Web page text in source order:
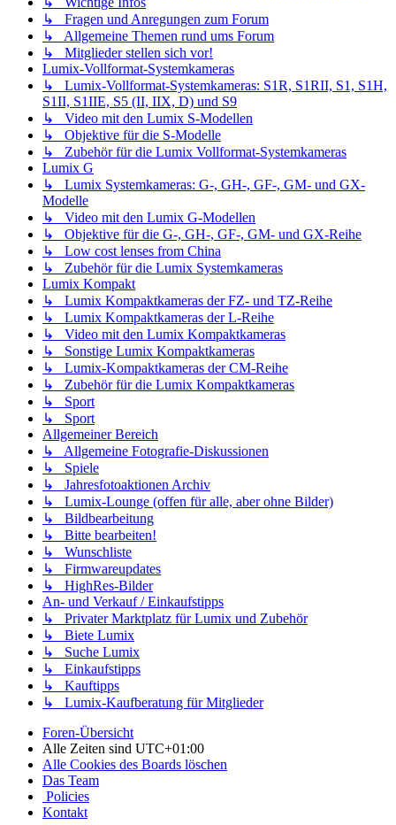
↳ Fragen und Anregungen zum Forum
↳ Allgemeine Themen rund ums Forum
↳ Mitglieder stellen sich vor!
Lumix-Vollformat-Systemkameras
↳ Lumix-Vollformat-Systemkameras: S1R, S1RII, S1, S1H,
S1II, S1IIE, S5 (II, IIX, D) und S9
↳ Video mit den Lumix S-Modellen
↳ Objektive für die S-Modelle
↳ Zubehör für die Lumix Vollformat-Systemkameras
Lumix G
↳ Lumix Systemkameras: G-, GH-, GF-, GM- und GX-
Modelle
↳ Video mit den Lumix G-Modellen
↳ Objektive für die G-, GH-, GF-, GM- und GX-Reihe
↳ Low cost lenses from China
↳ Zubehör für die Lumix Systemkameras
Lumix Kompakt
↳ Lumix Kompaktkameras der FZ- und TZ-Reihe
↳ Lumix Kompaktkameras der L-Reihe
↳ Video mit den Lumix Kompaktkameras
↳ Sonstige Lumix Kompaktkameras
↳ Lumix-Kompaktkameras der CM-Reihe
↳ Zubehör für die Lumix Kompaktkameras
↳ Sport
↳ Sport
Allgemeiner Bereich
↳ Allgemeine Fotografie-Diskussionen
↳ Spiele
↳ Jahresfotoaktionen Archiv
↳ Lumix-Lounge (offen für alle, aber ohne Bilder)
↳ Bildbearbeitung
↳ Bitte bearbeiten!
↳ Wunschliste
↳ Firmwareupdates
↳ HighRes-Bilder
An- und Verkauf / Einkaufstipps
↳ Privater Marktplatz für Lumix und Zubehör
↳ Biete Lumix
↳ Suche Lumix
↳ Einkaufstipps
↳ Kauftipps
↳ Lumix-Kaufberatung für Mitglieder
Foren-Übersicht
Alle Zeiten sind UTC+01:00
Alle Cookies des Boards löschen
Das Team
Policies
Kontakt